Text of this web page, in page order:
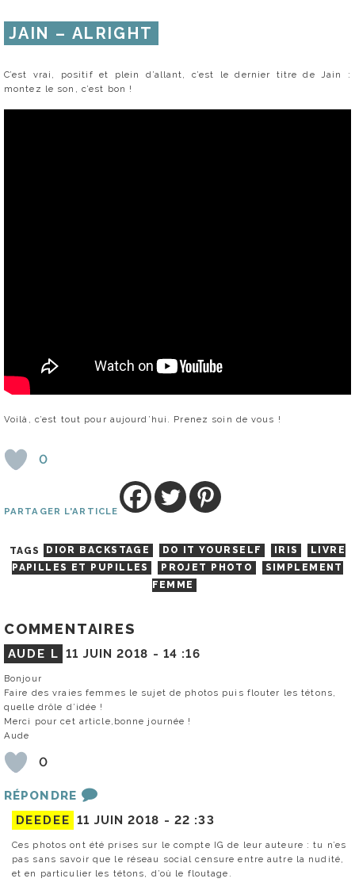
JAIN – ALRIGHT
C’est vrai, positif et plein d’allant, c’est le dernier titre de Jain :
montez le son, c’est bon !
Voilà, c’est tout pour aujourd’hui. Prenez soin de vous !
0
PARTAGER L'ARTICLE
TAGS DIOR BACKSTAGE DO IT YOURSELF IRIS
LIVRE
PAPILLES ET PUPILLES
PROJET PHOTO
SIMPLEMENT
FEMME
COMMENTAIRES
AUDE L 11 JUIN 2018 - 14 :16
Bonjour
Faire des vraies femmes le sujet de photos puis flouter les tétons,
quelle drôle d’idée !
Merci pour cet article,bonne journée !
Aude
0
RÉPONDRE
DEEDEE 11 JUIN 2018 - 22 :33
Ces photos ont été prises sur le compte IG de leur auteure : tu n’es
pas sans savoir que le réseau social censure entre autre la nudité,
et en particulier les tétons, d’où le floutage.